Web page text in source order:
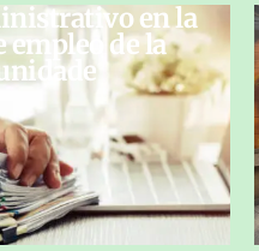
en la
empleo de la